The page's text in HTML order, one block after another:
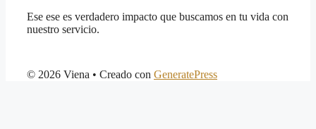
Ese ese es verdadero impacto que buscamos en tu vida con
nuestro servicio.
© 2026 Viena • Creado con GeneratePress